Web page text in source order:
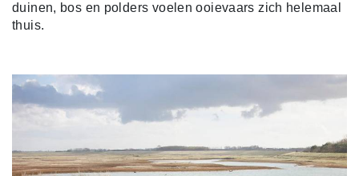
duinen, bos en polders voelen ooievaars zich helemaal
thuis.